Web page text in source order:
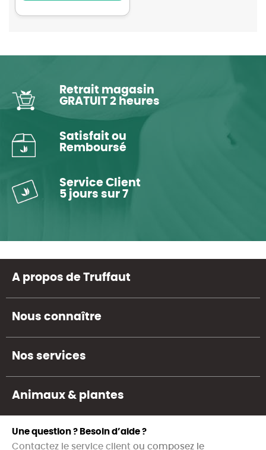
Retrait magasin
GRATUIT 2 heures
Satisfait ou
Remboursé
Service Client
5 jours sur 7
A propos de Truffaut
Nous connaître
Nos services
Animaux & plantes
Une question ? Besoin d’aide ?
Contactez le service client ou composez le